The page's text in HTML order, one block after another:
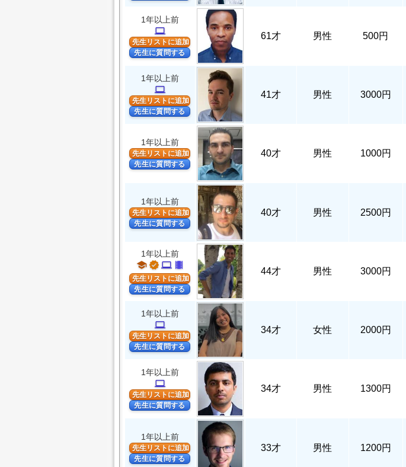
1年以上前
computer
先生リストに追加
先生に質問する
61才 男性 500円
1年以上前
computer
先生リストに追加
先生に質問する
41才 男性 3000円
1年以上前
先生リストに追加
先生に質問する
40才 男性 1000円
1年以上前
先生リストに追加
先生に質問する
40才 男性 2500円
1年以上前
school verified computer theaters
先生リストに追加
先生に質問する
44才 男性 3000円
1年以上前
computer
先生リストに追加
先生に質問する
34才 女性 2000円
1年以上前
computer
先生リストに追加
先生に質問する
34才 男性 1300円
1年以上前
先生リストに追加
先生に質問する
33才 男性 1200円